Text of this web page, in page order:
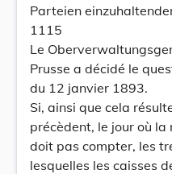
Parteien
1115
Le
Prusse a décidé le
du 12 janvier 1893.
Si, ainsi que cela
précèdent, le jour où
doit pas compter, les
lesquelles les caisses